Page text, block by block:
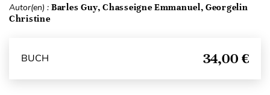
Autor(en) : Barles Guy, Chasseigne Emmanuel, Georgelin
Christine
BUCH 34,00 €